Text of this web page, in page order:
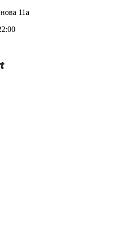
11а